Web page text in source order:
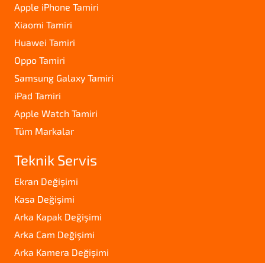
Apple iPhone Tamiri
Xiaomi Tamiri
Huawei Tamiri
Oppo Tamiri
Samsung Galaxy Tamiri
iPad Tamiri
Apple Watch Tamiri
Tüm Markalar
Teknik Servis
Ekran Değişimi
Kasa Değişimi
Arka Kapak Değişimi
Arka Cam Değişimi
Arka Kamera Değişimi